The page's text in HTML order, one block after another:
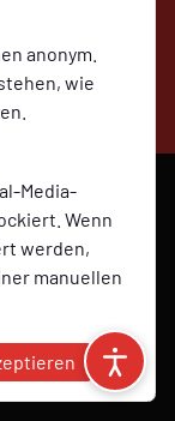
anonym.
wie
Media-
Wenn
werden,
manuellen
um Ihnen